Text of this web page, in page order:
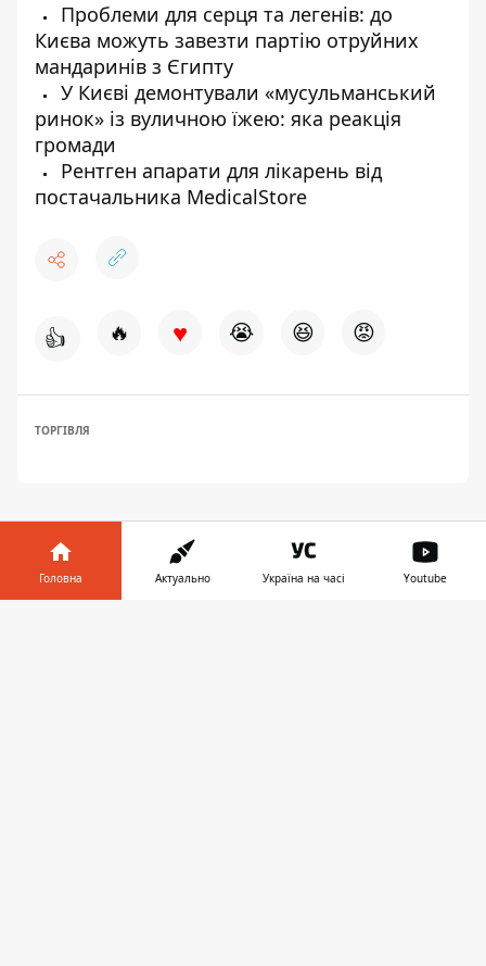
Проблеми для серця та легенів: до
Києва можуть завезти партію отруйних
мандаринів з Єгипту
У Києві демонтували «мусульманський
ринок» із вуличною їжею: яка реакція
громади
Рентген апарати для лікарень від
постачальника MedicalStore
👍 🔥 ♥ 😭 😆 😡
ТОРГІВЛЯ
Головна Актуально Україна на часі Youtube